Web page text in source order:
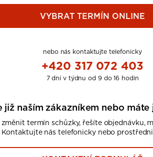
VYBRAT TERMÍN ONLINE
nebo nás kontaktujte telefonicky
+420 317 072 403
7 dní v týdnu od 9 do 16 hodin
již naším zákazníkem nebo
termín schůzky, řešíte objednávku,
nás telefonicky nebo